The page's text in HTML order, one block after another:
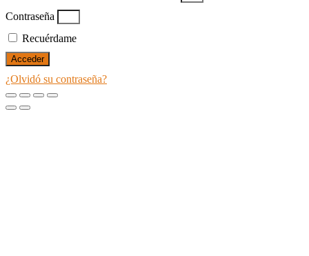
Contraseña
Recuérdame
Acceder
¿Olvidó su contraseña?